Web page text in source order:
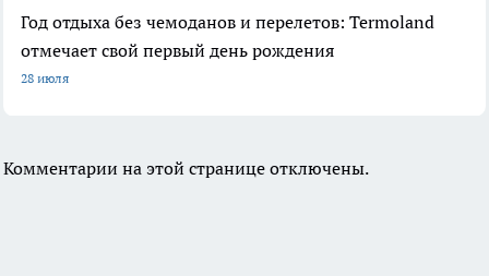
Год отдыха без чемоданов и перелетов: Termoland
отмечает свой первый день рождения
28 июля
Комментарии на этой странице отключены.